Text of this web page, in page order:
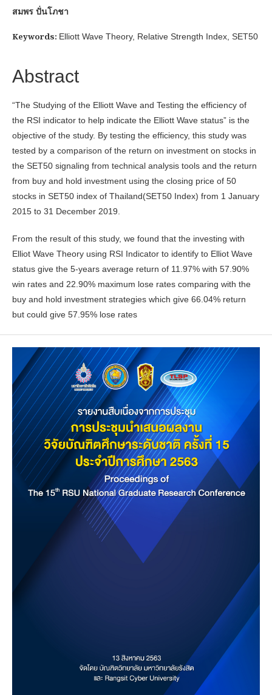
สมพร ปั่นโภชา
Keywords: Elliott Wave Theory, Relative Strength Index, SET50
Abstract
“The Studying of the Elliott Wave and Testing the efficiency of
the RSI indicator to help indicate the Elliott Wave status” is the
objective of the study. By testing the efficiency, this study was
tested by a comparison of the return on investment on stocks in
the SET50 signaling from technical analysis tools and the return
from buy and hold investment using the closing price of 50
stocks in SET50 index of Thailand(SET50 Index) from 1 January
2015 to 31 December 2019.
From the result of this study, we found that the investing with
Elliot Wave Theory using RSI Indicator to identify to Elliot Wave
status give the 5-years average return of 11.97% with 57.90%
win rates and 22.90% maximum lose rates comparing with the
buy and hold investment strategies which give 66.04% return
but could give 57.95% lose rates